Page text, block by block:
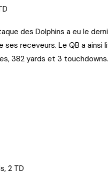
des Dolphins a eu le
receveurs. Le QB a ainsi
382 yards et 3 touchdowns.
2 TD